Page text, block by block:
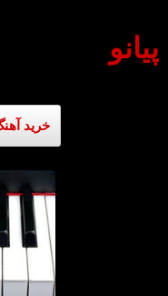
پیانو
خرید آهنگ ۱۵۰۰۰